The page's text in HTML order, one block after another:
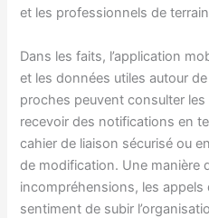
et les professionnels de
Dans les faits, l’application
et les données utiles autour
proches peuvent consulter
recevoir des notifications en
cahier de liaison sécurisé ou
de modification. Une manière
incompréhensions, les appels
sentiment de subir